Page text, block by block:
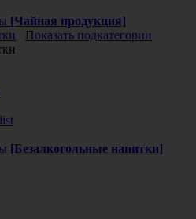
[Чайная продукция]
Показать подкатегории
[Безалкогольные напитки]